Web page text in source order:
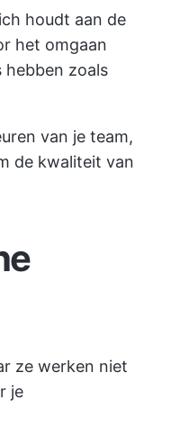
houdt aan de
het omgaan
zoals
van je team,
de kwaliteit van
ze werken niet
je